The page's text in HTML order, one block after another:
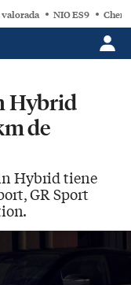
valorada NIO ES9 Chery
Hybrid
de
Hybrid tiene
GR Sport